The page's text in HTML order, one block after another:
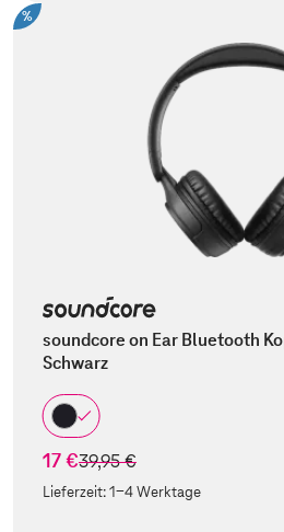
%
soundcore on Ear Bluetooth
Schwarz
17 €statt
39,95 €
Lieferzeit:1-4 Werktage